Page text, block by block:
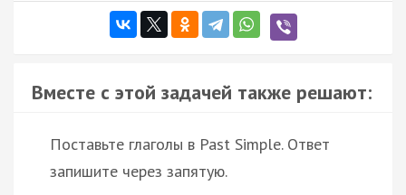
Вместе с этой задачей также решают:
Поставьте глаголы в Past Simple. Ответ
запишите через запятую.